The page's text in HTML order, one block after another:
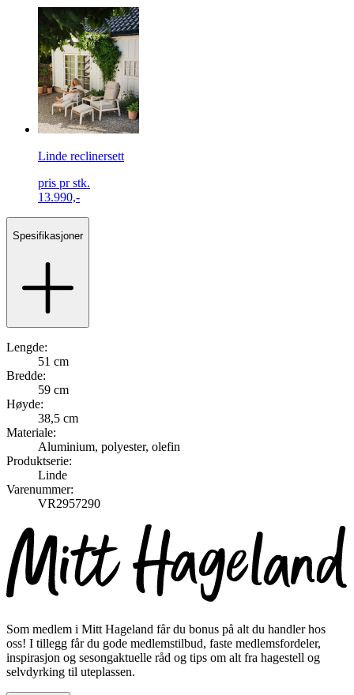
Linde reclinersett
pris pr stk.
13.990,-
Spesifikasjoner
Lengde:
51 cm
Bredde:
59 cm
Høyde:
38,5 cm
Materiale:
Aluminium, polyester, olefin
Produktserie:
Linde
Varenummer:
VR2957290
Som medlem i Mitt Hageland får du bonus på alt du handler hos
oss! I tillegg får du gode medlemstilbud, faste medlemsfordeler,
inspirasjon og sesongaktuelle råd og tips om alt fra hagestell og
selvdyrking til uteplassen.